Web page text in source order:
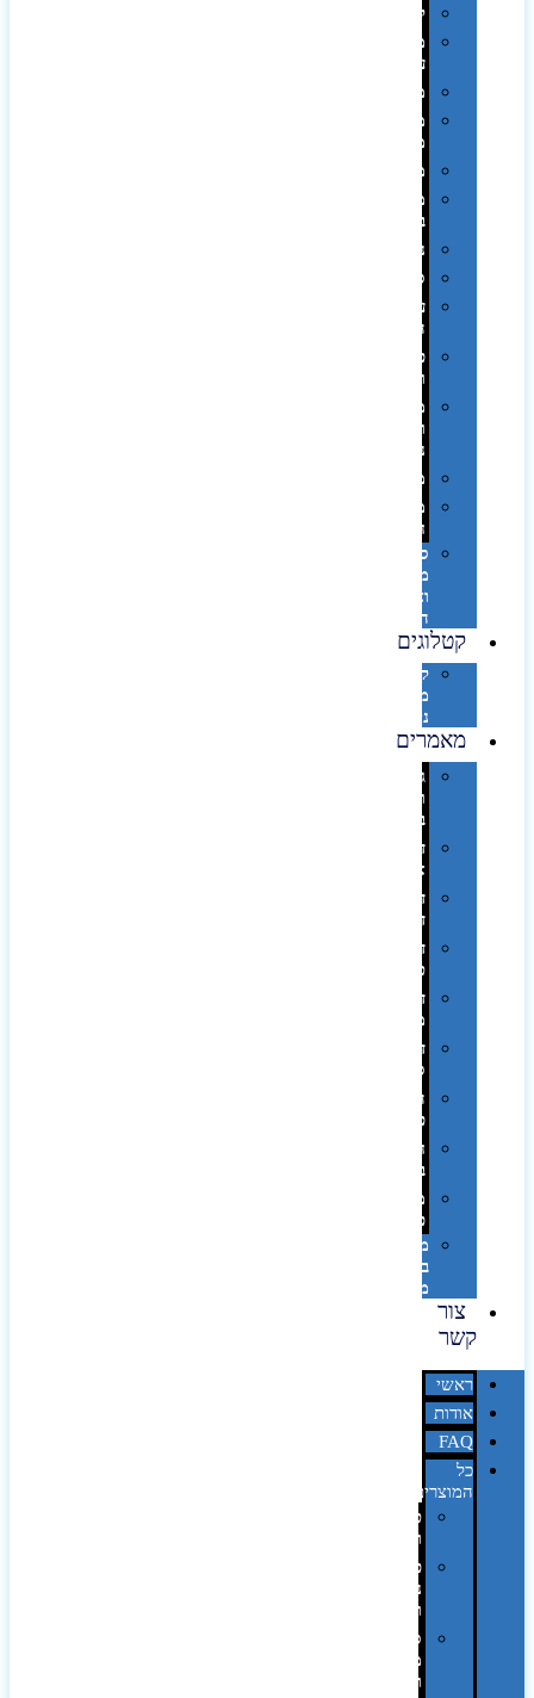
למטבח
מוצרי
עור
מחברות
מחזיקי
מפתחות
משחקים
מתנה
בפחית
נסיעות
ספורט
על
השולחן…
פינוק
וספא
מזוודות
ותיקי
נסיעות
מטריות
מוצרי
חוף
סביבת
מחשב
וציוד
היקפי
קטלוגים
קטלוג
מוצרי
נייר
מאמרים
גימורים
והשבחות
בדפוס
דפוס
אופסט
דפוס
דיגיטלי
דפוס
טמפון
דפוס
משי
דפוס
סובלימציה
הדפס
פרוצס
חריטה
בלייזר
מהו
פנטון?
מיתוג
באמצעות
מדבקות
צור
קשר
ראשי
אודות
FAQ
כל
המוצרים
טכנולוגיה
וגאדג'טים
פנאי,
נופש
ונסיעות
סביבת
משרד
ופרימיום